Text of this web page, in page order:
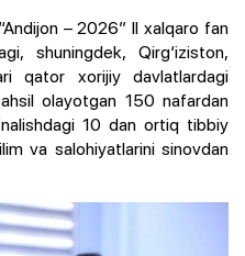
– 2026” II xalqaro fan
shuningdek, Qirg‘iziston,
qator xorijiy davlatlardagi
olayotgan 150 nafardan
10 dan ortiq tibbiy
va salohiyatlarini sinovdan